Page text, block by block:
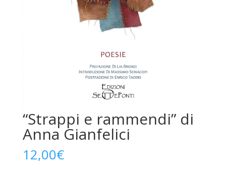
“Strappi e rammendi” di
Anna Gianfelici
12,00€